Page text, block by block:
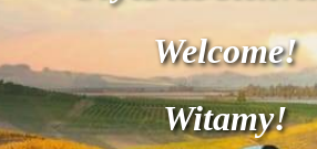
Welcome!
Witamy!